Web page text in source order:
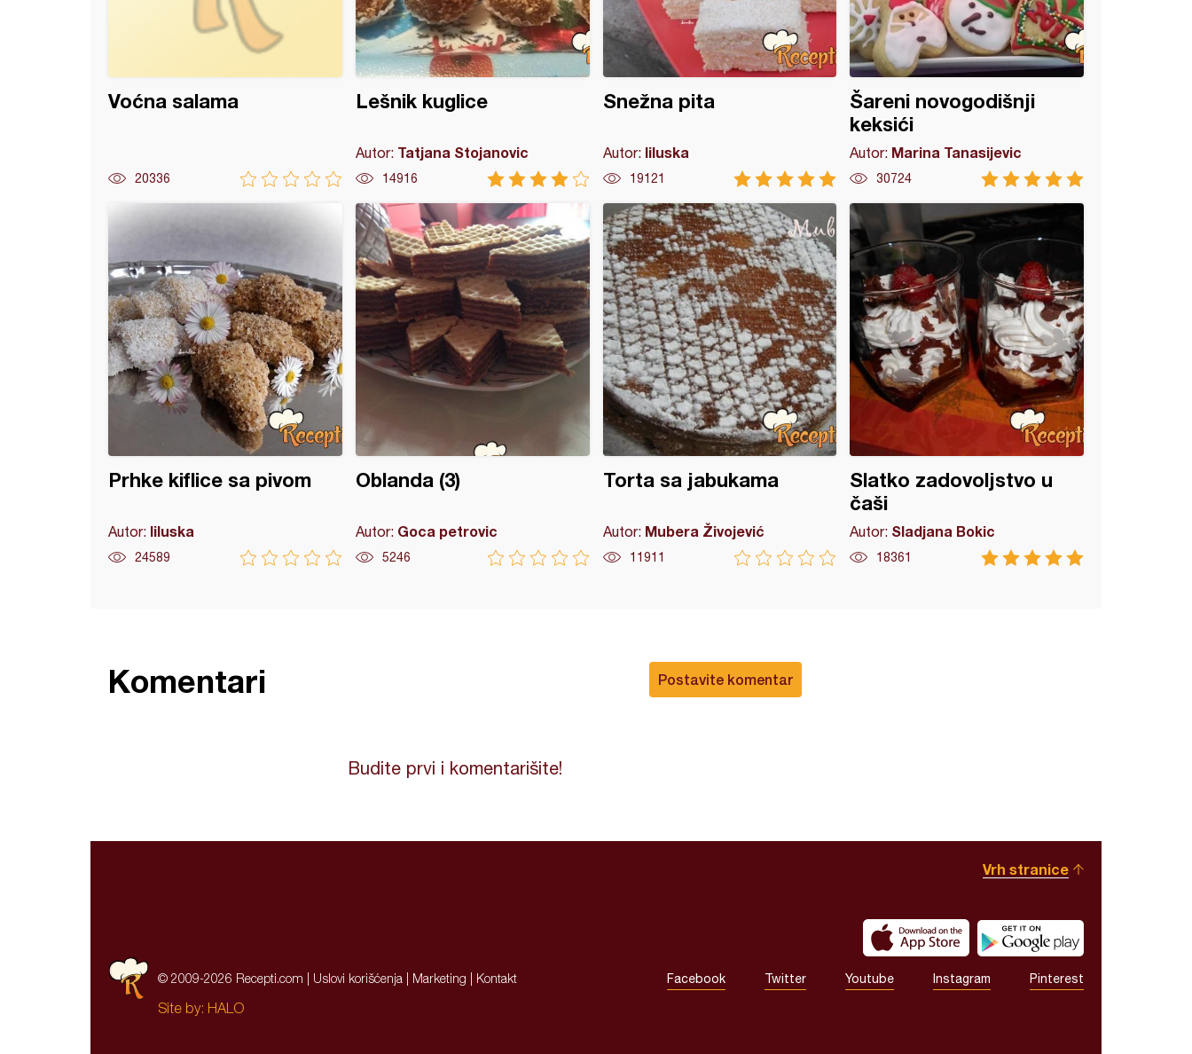
Voćna salama
20336
Lešnik kuglice
Autor: Tatjana Stojanovic
14916
Snežna pita
Autor: liluska
19121
Šareni novogodišnji
keksići
Autor: Marina Tanasijevic
30724
Prhke kiflice sa pivom
Autor: liluska
24589
Oblanda (3)
Autor: Goca petrovic
5246
Torta sa jabukama
Autor: Mubera Živojević
11911
Slatko zadovoljstvo u
čaši
Autor: Sladjana Bokic
18361
Postavite komentar
Komentari
Budite prvi i komentarišite!
Vrh stranice
© 2009-2026 Recepti.com | Uslovi korišćenja Marketing Kontakt Facebook Twitter Youtube Instagram Pinterest
Site by: HALO